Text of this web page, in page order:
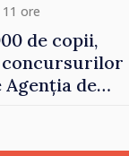
viciile și
ore
de copii,
de